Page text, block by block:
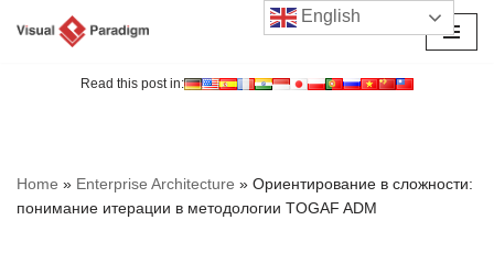
Read this post in:
Home » Enterprise Architecture » Ориентирование в сложности:
понимание итерации в методологии TOGAF ADM
English